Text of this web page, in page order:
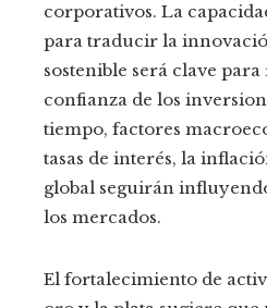
corporativos. La
para traducir la
sostenible será clave
confianza de los
tiempo, factores
tasas de interés, la
global seguirán
los mercados.
El fortalecimiento de